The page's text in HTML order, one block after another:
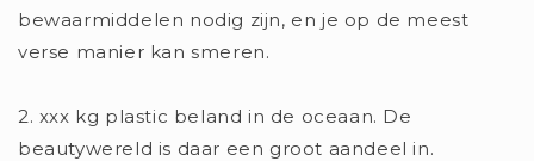
bewaarmiddelen nodig zijn, en je op de meest
verse manier kan smeren.
2. xxx kg plastic beland in de oceaan. De
beautywereld is daar een groot aandeel in.